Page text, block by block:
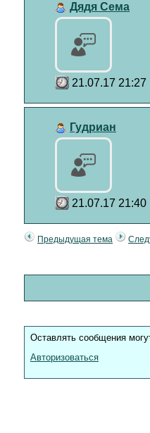
Дядя Сема
21.07.17 21:27
Гудриан
21.07.17 21:40
Предыдущая тема
Оставлять сообщения
Авторизоваться